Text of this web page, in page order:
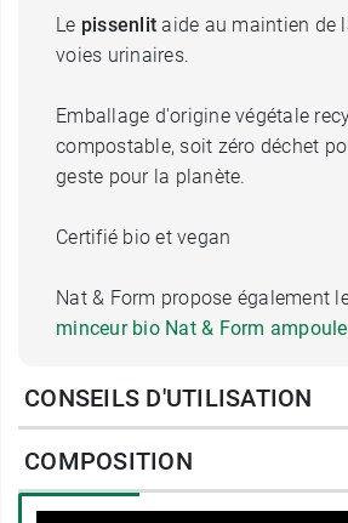
Le pissenlitaide au maintien de
voies urinaires.
Emballage d'origine végétale
compostable, soit zéro déchet
geste pour la planète.
Certifié bio et vegan
Nat & Form propose également
minceur bio Nat & Form
Comment prendre Nat
Détox Thé vert
A avaler avec un grand verre
CONSEILS D'UTILISATION
COMPOSITION